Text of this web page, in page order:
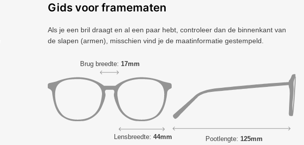
Gids voor framematen
Als je een bril draagt ​​en al een paar hebt, controleer dan de binnenkant van
de slapen (armen), misschien vind je de maatinformatie gestempeld.
Brug breedte: 17mm
Lensbreedte: 44mm Pootlengte: 125mm